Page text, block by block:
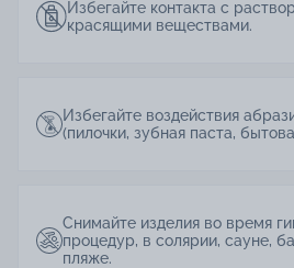
Избегайте контакта с
красящими веществами.
Избегайте воздействия
(пилочки, зубная паста,
Снимайте изделия во время
процедур, в солярии, сауне,
пляже.